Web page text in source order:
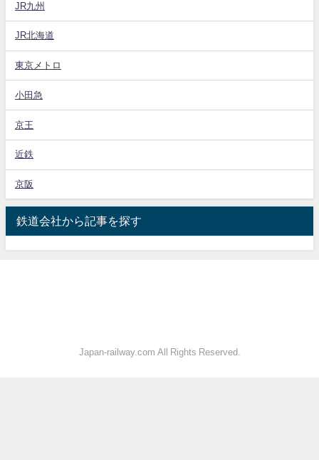
JR九州
JR北海道
東京メトロ
小田急
京王
近鉄
京阪
鉄道会社から記事を探す
Japan-railway.com All Rights Reserved.